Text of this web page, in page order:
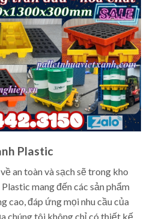
Plastic
an toàn và sạch sẽ trong kho
mang đến các sản phẩm
cao, đáp ứng mọi nhu cầu của
chúng tôi không chỉ có thiết kế